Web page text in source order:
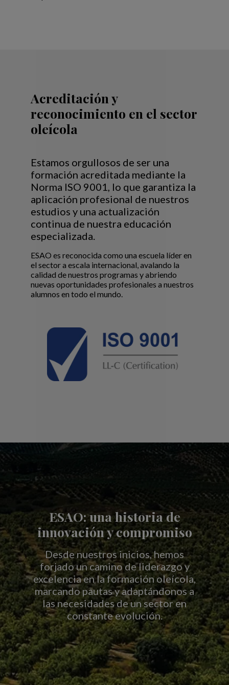
Acreditación y
reconocimiento en el sector
oleícola
Estamos orgullosos de ser una
formación acreditada mediante la
Norma ISO 9001, lo que garantiza la
aplicación profesional de nuestros
estudios y una actualización
continua de nuestra educación
especializada.
ESAO es reconocida como una escuela líder en
el sector a escala internacional, avalando la
calidad de nuestros programas y abriendo
nuevas oportunidades profesionales a nuestros
alumnos en todo el mundo.
ESAO: una historia de
innovación y compromiso
Desde nuestros inicios, hemos
forjado un camino de liderazgo y
excelencia en la formación oleícola,
marcando pautas y adaptándonos a
las necesidades de un sector en
constante evolución.